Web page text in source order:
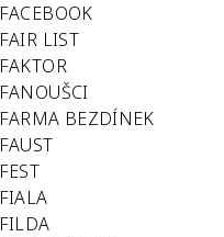
FACEBOOK
FAIR LIST
FAKTOR
FANOUŠCI
FARMA BEZDÍNEK
FAUST
FEST
FIALA
FILDA